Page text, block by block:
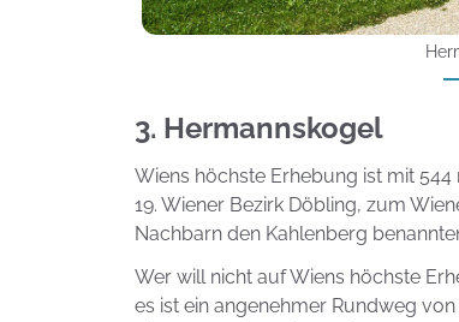
3. Hermannskogel
Wiens höchste Erhebung ist mit
19. Wiener Bezirk Döbling, zum
Nachbarn den Kahlenberg
Wer will nicht auf Wiens höchste
es ist ein angenehmer Rundweg